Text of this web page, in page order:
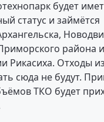
будет
статус и займётся
района
Рикасиха. Отходы
сюда не будут.
ТКО будет